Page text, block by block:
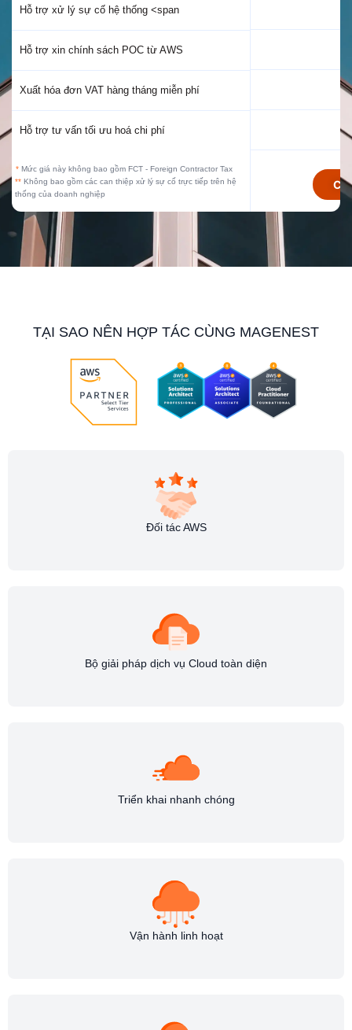
Hỗ trợ xử lý sự cố hệ thống <span
Hỗ trợ xin chính sách POC từ AWS
Xuất hóa đơn VAT hàng tháng miễn phí
Hỗ trợ tư vấn tối ưu hoá chi phí
* Mức giá này không bao gồm FCT - Foreign Contractor Tax
** Không bao gồm các can thiệp xử lý sự cố trực tiếp trên hệ
thống của doanh nghiệp
TẠI SAO NÊN HỢP TÁC CÙNG MAGENEST
Đối tác AWS
Bộ giải pháp dịch vụ Cloud toàn diện
Triển khai nhanh chóng
Vận hành linh hoạt